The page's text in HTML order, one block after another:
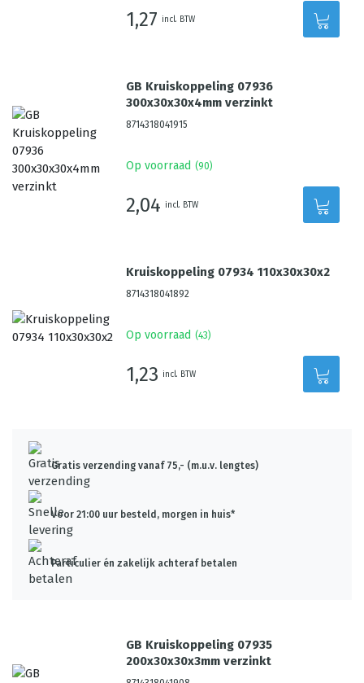
1,27 incl. BTW
GB Kruiskoppeling 07936
300x30x30x4mm verzinkt
8714318041915
Op voorraad (90)
2,04 incl. BTW
Kruiskoppeling 07934 110x30x30x2
8714318041892
Op voorraad (43)
1,23 incl. BTW
Gratis verzending vanaf 75,- (m.u.v. lengtes)
Voor 21:00 uur besteld, morgen in huis*
Particulier én zakelijk achteraf betalen
GB Kruiskoppeling 07935
200x30x30x3mm verzinkt